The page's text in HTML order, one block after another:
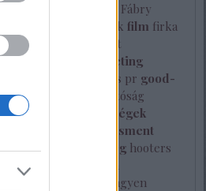
Fábry
félreértések film firka
follow-up
garantált
gerillamarketing
globális pr good-
google
használhatóság
hiba
hírességek
hírnévmenedzsment
hitelesség hooters
Watch
ille olla
ingyen